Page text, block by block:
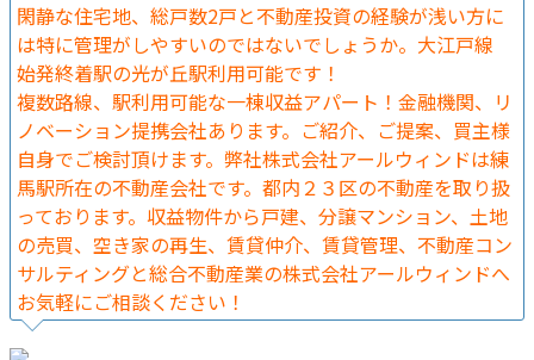
閑静な住宅地、総戸数2戸と不動産投資の経験が浅い方に
は特に管理がしやすいのではないでしょうか。大江戸線
始発終着駅の光が丘駅利用可能です！
複数路線、駅利用可能な一棟収益アパート！金融機関、リ
ノベーション提携会社あります。ご紹介、ご提案、買主様
自身でご検討頂けます。弊社株式会社アールウィンドは練
馬駅所在の不動産会社です。都内２３区の不動産を取り扱
っております。収益物件から戸建、分譲マンション、土地
の売買、空き家の再生、賃貸仲介、賃貸管理、不動産コン
サルティングと総合不動産業の株式会社アールウィンドへ
お気軽にご相談ください！